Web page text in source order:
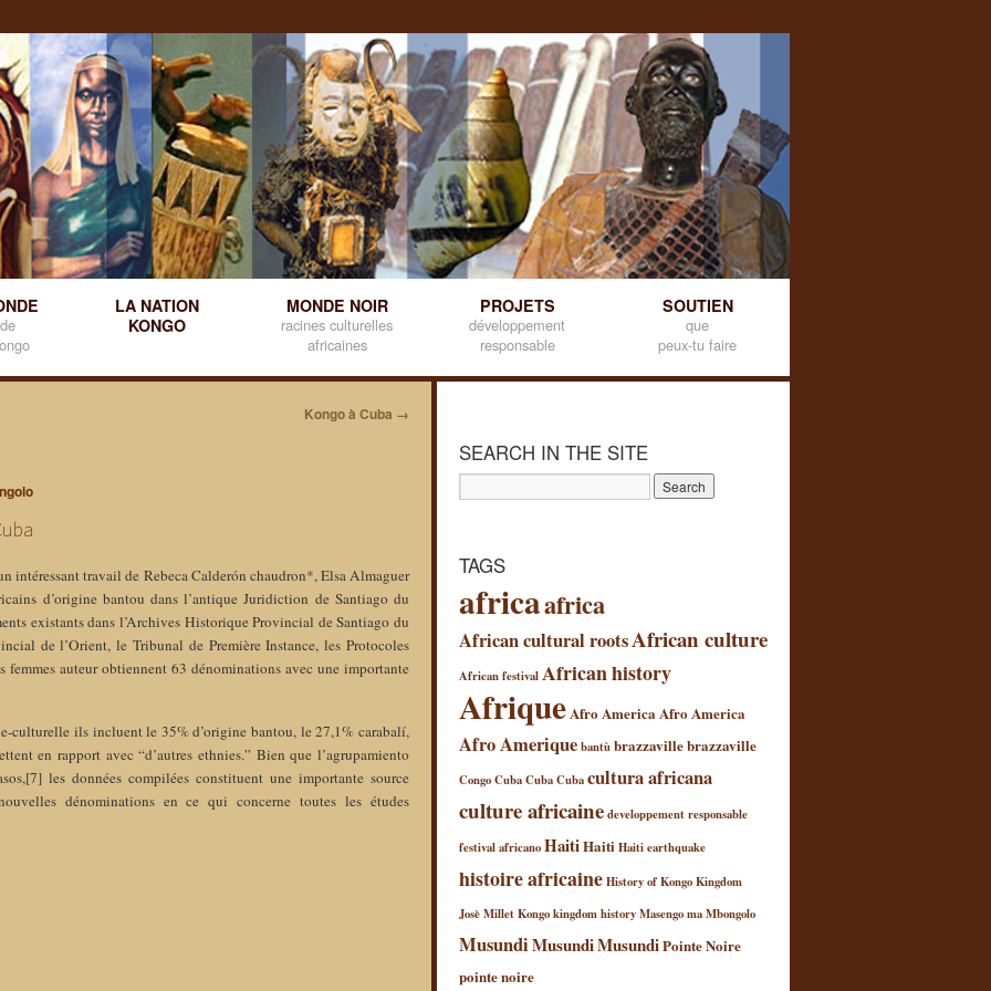
LA NATION
KONGO
MONDE NOIR
racines culturelles
africaines
PROJETS
développement
responsable
SOUTIEN
que
peux-tu faire
Kongo à Cuba →
intéressant travail de Rebeca Calderón chaudron*, Elsa Almaguer
d’origine bantou dans l’antique Juridiction de Santiago du
existants dans l’Archives Historique Provincial de Santiago du
de l’Orient, le Tribunal de Première Instance, les Protocoles
femmes auteur obtiennent 63 dénominations avec une importante
culturelle ils incluent le 35% d’origine bantou, le 27,1% carabalí,
en rapport avec “d’autres ethnies.” Bien que l’agrupamiento
les données compilées constituent une importante source
dénominations en ce qui concerne toutes les études
Kongo
SEARCH IN THE SITE
TAGS
africaafrica
African cultural rootsAfrican culture
African festivalAfrican history
AfriqueAfro AmericaAfro America
Afro Ameriquebantùbrazzavillebrazzaville
CongoCubaCubaCubacultura africana
culture africainedeveloppement responsable
festival africanoHaitiHaitiHaiti earthquake
histoire africaineHistory of Kongo Kingdom
Josè MilletKongo kingdom historyMasengo ma Mbongolo
MusundiMusundiMusundiPointe Noire
pointe noire